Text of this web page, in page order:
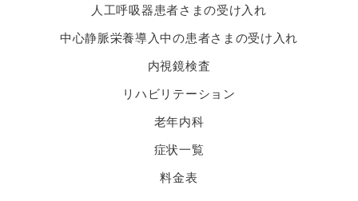
人工呼吸器患者さまの受け入れ
中心静脈栄養導入中の患者さまの受け入れ
内視鏡検査
リハビリテーション
老年内科
症状一覧
料金表